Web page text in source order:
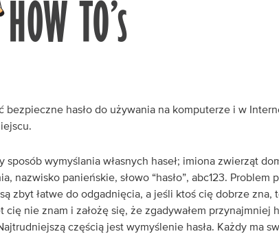
bezpieczne hasło do używania na komputerze i w
sposób wymyślania własnych haseł; imiona zwierząt
nazwisko panieńskie, słowo “hasło”, abc123. Problem
zbyt łatwe do odgadnięcia, a jeśli ktoś cię dobrze zna,
cię nie znam i założę się, że zgadywałem przynajmniej
częścią jest wymyślenie hasła. Każdy ma